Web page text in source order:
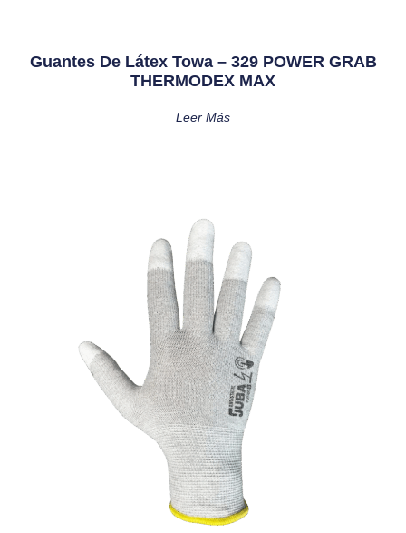
Guantes De Látex Towa – 329 POWER GRAB
THERMODEX MAX
Leer Más